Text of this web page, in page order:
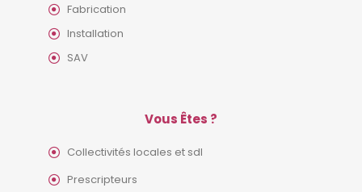
Fabrication
Installation
SAV
Vous Êtes ?
Collectivités locales et sdl
Prescripteurs